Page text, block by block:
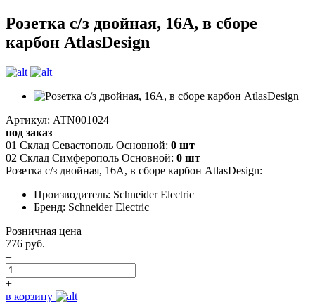
Розетка с/з двойная, 16А, в сборе
карбон AtlasDesign
Артикул: ATN001024
под заказ
01 Склад Севастополь Основной: 0 шт
02 Склад Симферополь Основной: 0 шт
Розетка с/з двойная, 16А, в сборе карбон AtlasDesign:
Производитель: Schneider Electric
Бренд: Schneider Electric
Розничная цена
776 руб.
–
+
в корзину